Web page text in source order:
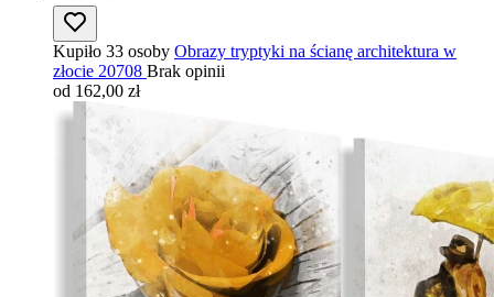
Kupiło 33 osoby Obrazy tryptyki na ścianę architektura w
złocie 20708 Brak opinii
od 162,00 zł